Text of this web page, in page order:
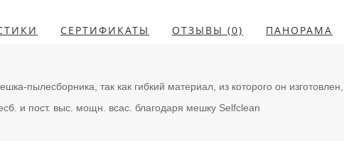
СЕРТИФИКАТЫ ОТЗЫВЫ (0) ПАНОРАМА
пылесборника, так как гибкий материал, из которого он
и пост. выс. мощн. всас. благодаря мешку Selfclean